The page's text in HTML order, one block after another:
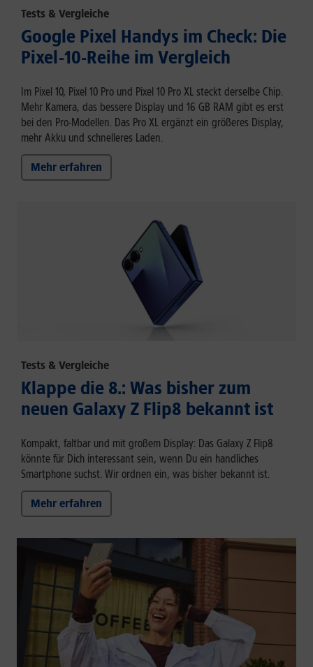
Tests & Vergleiche
Google Pixel Handys im Check: Die
Pixel-10-Reihe im Vergleich
Im Pixel 10, Pixel 10 Pro und Pixel 10 Pro XL steckt derselbe Chip.
Mehr Kamera, das bessere Display und 16 GB RAM gibt es erst
bei den Pro-Modellen. Das Pro XL ergänzt ein größeres Display,
mehr Akku und schnelleres Laden.
Mehr erfahren
Tests & Vergleiche
Klappe die 8.: Was bisher zum
neuen Galaxy Z Flip8 bekannt ist
Kompakt, faltbar und mit großem Display: Das Galaxy Z Flip8
könnte für Dich interessant sein, wenn Du ein handliches
Smartphone suchst. Wir ordnen ein, was bisher bekannt ist.
Mehr erfahren